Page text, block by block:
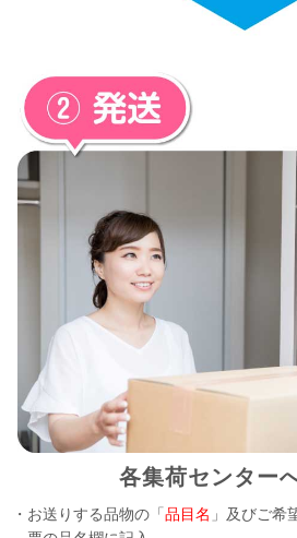
各集荷センター
・お送りする品物の「品目名」及びご希